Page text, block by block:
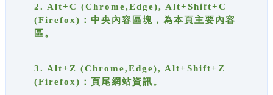
2. Alt+C (Chrome,Edge), Alt+Shift+C
(Firefox)：中央內容區塊，為本頁主要內容
區。
3. Alt+Z (Chrome,Edge), Alt+Shift+Z
(Firefox)：頁尾網站資訊。